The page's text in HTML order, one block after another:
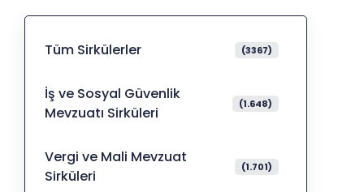
Tüm Sirkülerler (3367)
İş ve Sosyal Güvenlik
Mevzuatı Sirküleri
(1.648)
Vergi ve Mali Mevzuat
Sirküleri
(1.701)